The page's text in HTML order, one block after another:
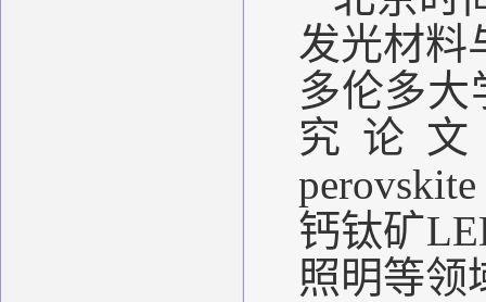
发光材料
多伦多大
究论
钙钛矿
照明等领